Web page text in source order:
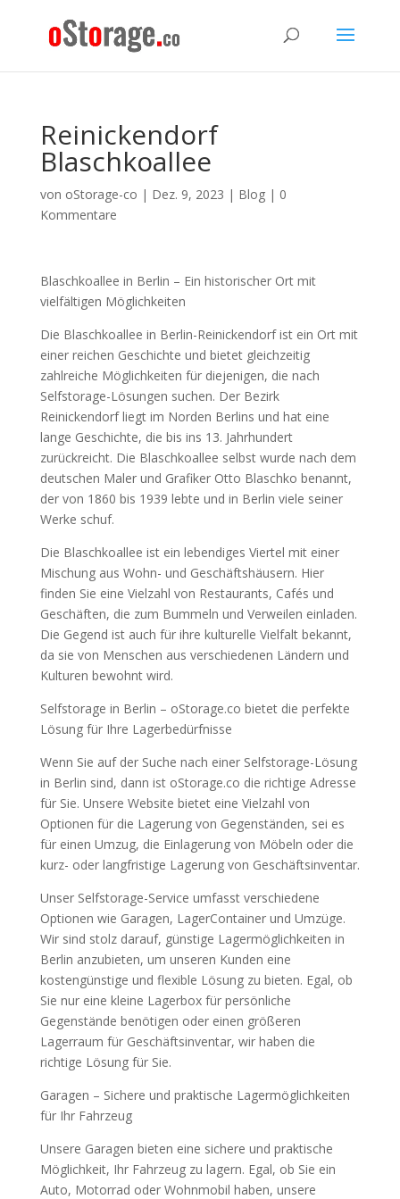
Reinickendorf
Blaschkoallee
von oStorage-co | Dez. 9, 2023 | Blog| 0
Kommentare
Blaschkoallee in Berlin – Ein historischer Ort mit
vielfältigen Möglichkeiten
Die Blaschkoallee in Berlin-Reinickendorf ist ein Ort mit
einer reichen Geschichte und bietet gleichzeitig
zahlreiche Möglichkeiten für diejenigen, die nach
Selfstorage-Lösungen suchen. Der Bezirk
Reinickendorf liegt im Norden Berlins und hat eine
lange Geschichte, die bis ins 13. Jahrhundert
zurückreicht. Die Blaschkoallee selbst wurde nach dem
deutschen Maler und Grafiker Otto Blaschko benannt,
der von 1860 bis 1939 lebte und in Berlin viele seiner
Werke schuf.
Die Blaschkoallee ist ein lebendiges Viertel mit einer
Mischung aus Wohn- und Geschäftshäusern. Hier
finden Sie eine Vielzahl von Restaurants, Cafés und
Geschäften, die zum Bummeln und Verweilen einladen.
Die Gegend ist auch für ihre kulturelle Vielfalt bekannt,
da sie von Menschen aus verschiedenen Ländern und
Kulturen bewohnt wird.
Selfstorage in Berlin – oStorage.co bietet die perfekte
Lösung für Ihre Lagerbedürfnisse
Wenn Sie auf der Suche nach einer Selfstorage-Lösung
in Berlin sind, dann ist oStorage.co die richtige Adresse
für Sie. Unsere Website bietet eine Vielzahl von
Optionen für die Lagerung von Gegenständen, sei es
für einen Umzug, die Einlagerung von Möbeln oder die
kurz- oder langfristige Lagerung von Geschäftsinventar.
Unser Selfstorage-Service umfasst verschiedene
Optionen wie Garagen, LagerContainer und Umzüge.
Wir sind stolz darauf, günstige Lagermöglichkeiten in
Berlin anzubieten, um unseren Kunden eine
kostengünstige und flexible Lösung zu bieten. Egal, ob
Sie nur eine kleine Lagerbox für persönliche
Gegenstände benötigen oder einen größeren
Lagerraum für Geschäftsinventar, wir haben die
richtige Lösung für Sie.
Garagen – Sichere und praktische Lagermöglichkeiten
für Ihr Fahrzeug
Unsere Garagen bieten eine sichere und praktische
Möglichkeit, Ihr Fahrzeug zu lagern. Egal, ob Sie ein
Auto, Motorrad oder Wohnmobil haben, unsere